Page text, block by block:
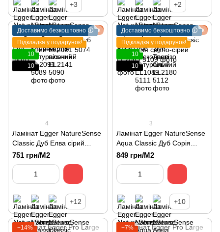
+3 +2
Подарунок
Доставимо безкоштовно 🛈
Підкладка у подарунок!
10
10
4
Ламінат Egger NatureSense
Classic Дуб Елва сірий
EL2081
751 грн/М2
+12
Подарунок
Доставимо безкоштовно 🛈
Підкладка у подарунок!
10
10
3
Ламінат Egger NatureSense
Aqua Classic Дуб Сорія
світло-сірий EL2063
849 грн/М2
+10
−14%
−7%